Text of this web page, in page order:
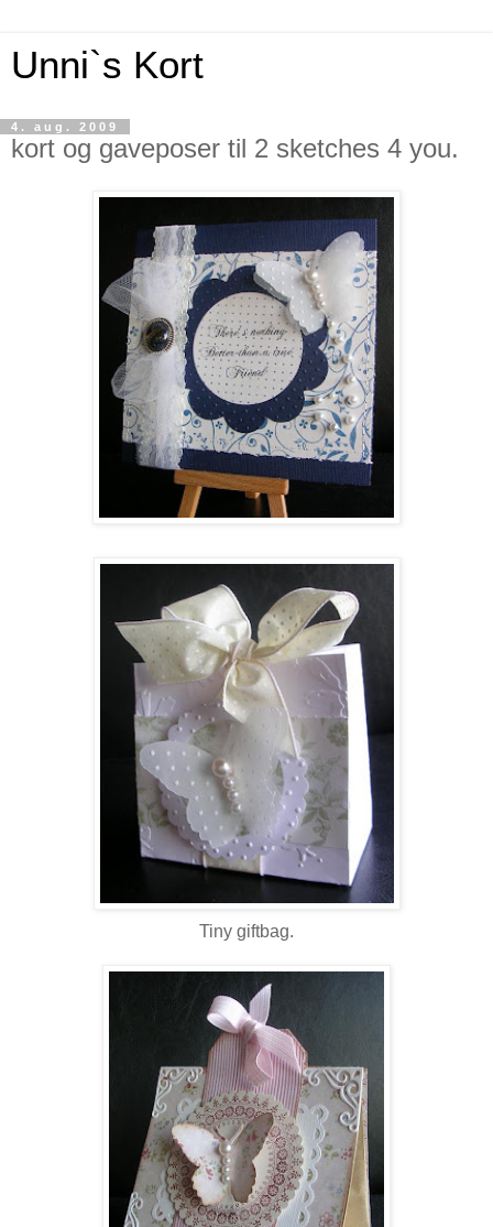
Unni`s Kort
4. aug. 2009
kort og gaveposer til 2 sketches 4 you.
Tiny giftbag.